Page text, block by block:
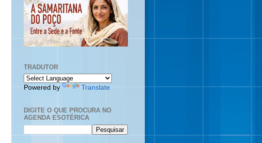
TRADUTOR
Powered by Translate
DIGITE O QUE PROCURA NO
AGENDA ESOTÉRICA